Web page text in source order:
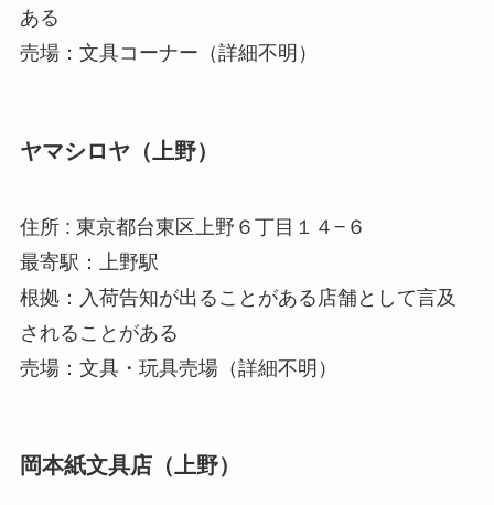
ある
売場：文具コーナー（詳細不明）
ヤマシロヤ（上野）
住所 : 東京都台東区上野６丁目１４−６
最寄駅：上野駅
根拠：入荷告知が出ることがある店舗として言及
されることがある
売場：文具・玩具売場（詳細不明）
岡本紙文具店（上野）